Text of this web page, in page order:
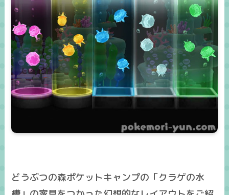
どうぶつの森ポケットキャンプの「クラゲの水